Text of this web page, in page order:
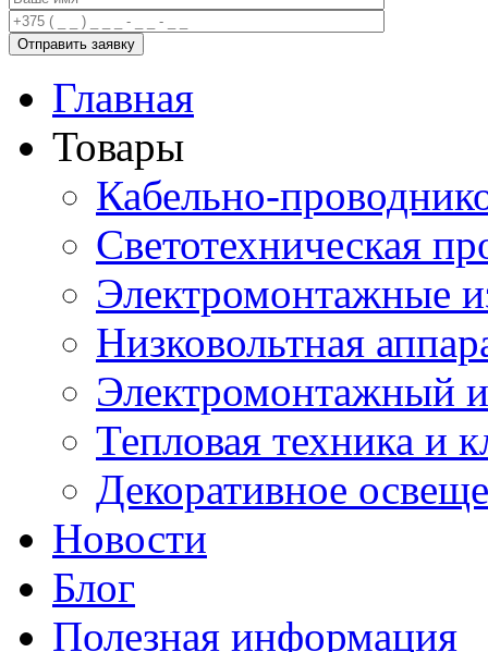
Главная
Товары
Кабельно-
Светотехническая
Электромонтажные
Низковольтная
Электромонтажный
Тепловая техника и
Декоративное
Новости
Блог
Полезная информация